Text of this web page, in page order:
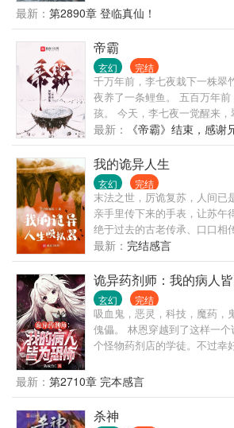
你两个选择：一，娶我;二......”
姑娘，眸若星辰，声音轻柔。
姑娘说完话，陈青源毅然决然
腹黑+无系统+幽默+传统玄幻+
最新： 第2890章 登临真仙！
帝霸
玄幻 完结
千万年前，李七夜栽下一株翠
夜养了一条鲤鱼。 五百万年
孩。 今天，李七夜一觉醒来
化作金龙，小女孩成为九界女
事，一个不死的人族小子养成
养成了女帝的故事。
最新：
《帝霸》结束，感
持，我们新书再见。
我的诡异人生
玄幻 完结
末法之世，厉诡复苏，人间已
亲手里传下来的手表，让苏午
绝于过去的古老传承、口口相
里的技艺，由此重新焕发生机
供物、自我的躯壳系缚厉诡的
称米油炸诡的技艺…… 薪火由
来的混沌谜团，被火光映照出
最新： 完结感言
诡异药剂师：我的病人
玄幻 完结
吸血鬼，恶灵，科技，魔药，
傀儡。 林恩穿越到了这样一
个怪物药剂店的学徒。不过幸
暗世界，一步步走上人生巅峰
有所有根源级怪物的主治医师
的病人答不答应！”
最新： 第2710章 完本感言
杀神